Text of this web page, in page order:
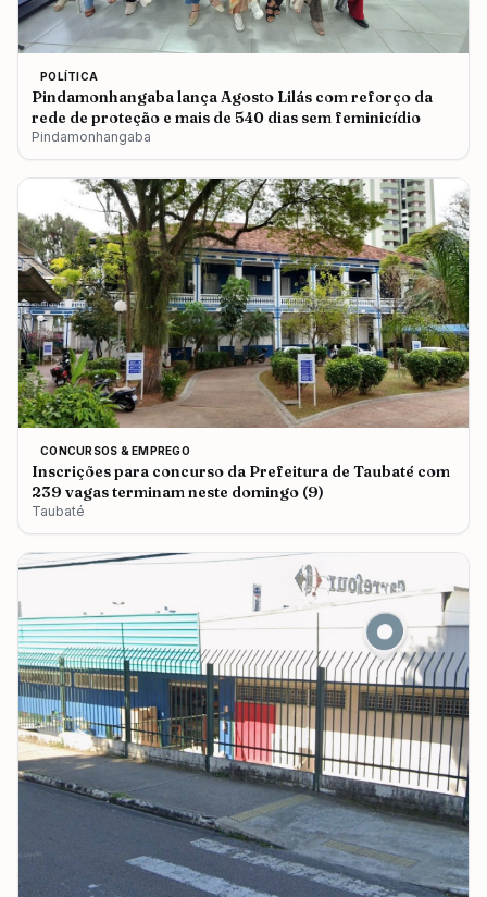
POLÍTICA
Pindamonhangaba lança Agosto Lilás com reforço da
rede de proteção e mais de 540 dias sem feminicídio
Pindamonhangaba
CONCURSOS & EMPREGO
Inscrições para concurso da Prefeitura de Taubaté com
239 vagas terminam neste domingo (9)
Taubaté